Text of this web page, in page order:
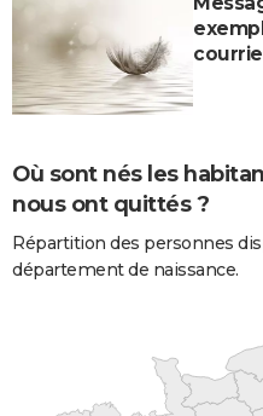
Où sont nés les
nous ont quittés ?
Répartition des personnes
département de naissance.